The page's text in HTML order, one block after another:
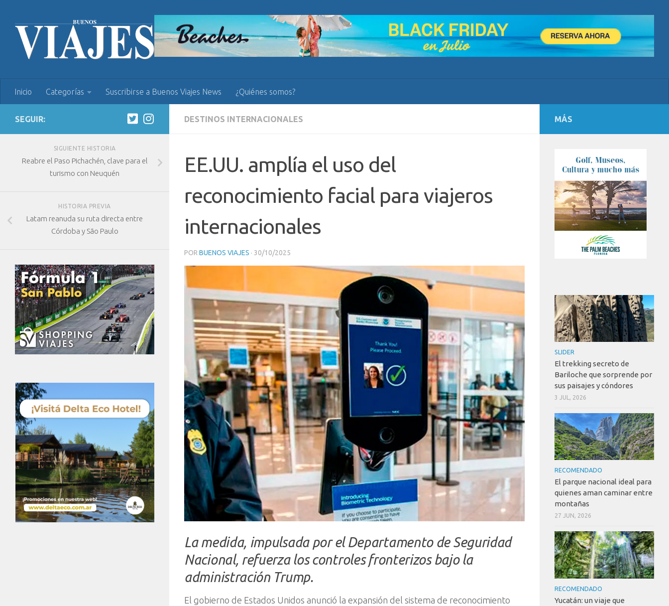
Inicio Categorías Suscribirse a Buenos Viajes News ¿Quiénes somos?
DESTINOS INTERNACIONALES
EE.UU. amplía el uso del
reconocimiento facial para viajeros
internacionales
POR BUENOS VIAJES · 30/10/2025
La medida, impulsada por el Departamento de Seguridad
Nacional, refuerza los controles fronterizos bajo la
administración Trump.
El gobierno de Estados Unidos anunció la expansión del sistema de reconocimiento
SEGUIR:
SIGUIENTE HISTORIA
Reabre el Paso Pichachén, clave para el
turismo con Neuquén
HISTORIA PREVIA
Latam reanuda su ruta directa entre
Córdoba y São Paulo
MÁS
SLIDER
El trekking secreto de
Bariloche que sorprende por
sus paisajes y cóndores
3 JUL, 2026
RECOMENDADO
El parque nacional ideal para
quienes aman caminar entre
montañas
27 JUN, 2026
RECOMENDADO
Yucatán: un viaje que